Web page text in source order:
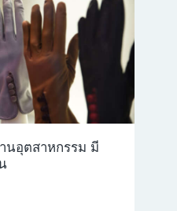
นอุตสาหกรรม มี